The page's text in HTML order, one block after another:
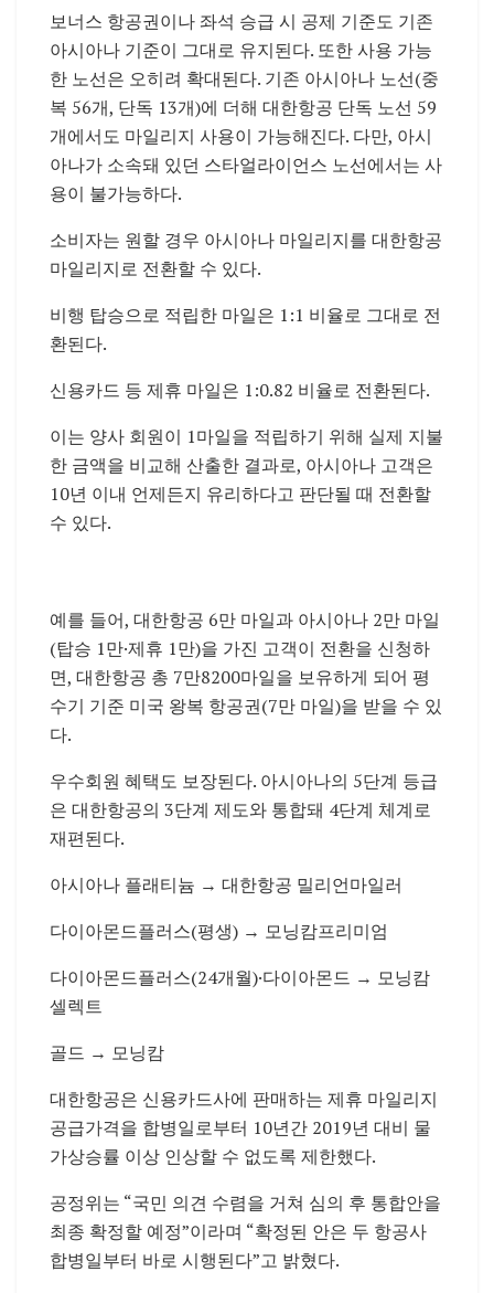
보너스 항공권이나 좌석 승급 시 공제 기준도 기존
아시아나 기준이 그대로 유지된다. 또한 사용 가능
한 노선은 오히려 확대된다. 기존 아시아나 노선(중
복 56개, 단독 13개)에 더해 대한항공 단독 노선 59
개에서도 마일리지 사용이 가능해진다. 다만, 아시
아나가 소속돼 있던 스타얼라이언스 노선에서는 사
용이 불가능하다.
소비자는 원할 경우 아시아나 마일리지를 대한항공
마일리지로 전환할 수 있다.
비행 탑승으로 적립한 마일은 1:1 비율로 그대로 전
환된다.
신용카드 등 제휴 마일은 1:0.82 비율로 전환된다.
이는 양사 회원이 1마일을 적립하기 위해 실제 지불
한 금액을 비교해 산출한 결과로, 아시아나 고객은
10년 이내 언제든지 유리하다고 판단될 때 전환할
수 있다.
예를 들어, 대한항공 6만 마일과 아시아나 2만 마일
(탑승 1만·제휴 1만)을 가진 고객이 전환을 신청하
면, 대한항공 총 7만8200마일을 보유하게 되어 평
수기 기준 미국 왕복 항공권(7만 마일)을 받을 수 있
다.
우수회원 혜택도 보장된다. 아시아나의 5단계 등급
은 대한항공의 3단계 제도와 통합돼 4단계 체계로
재편된다.
아시아나 플래티늄 → 대한항공 밀리언마일러
다이아몬드플러스(평생) → 모닝캄프리미엄
다이아몬드플러스(24개월)·다이아몬드 → 모닝캄
셀렉트
골드 → 모닝캄
대한항공은 신용카드사에 판매하는 제휴 마일리지
공급가격을 합병일로부터 10년간 2019년 대비 물
가상승률 이상 인상할 수 없도록 제한했다.
공정위는 “국민 의견 수렴을 거쳐 심의 후 통합안을
최종 확정할 예정”이라며 “확정된 안은 두 항공사
합병일부터 바로 시행된다”고 밝혔다.